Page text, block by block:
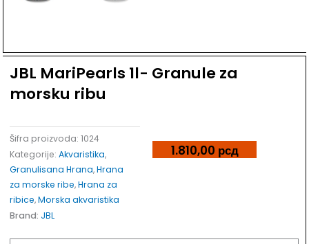
JBL MariPearls 1l- Granule za
morsku ribu
Šifra proizvoda: 1024
Kategorije: Akvaristika,
Granulisana Hrana,Hrana
za morske ribe,Hrana za
ribice,Morska akvaristika
Brand: JBL
1.810,00 рсд